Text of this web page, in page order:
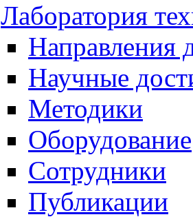
Лаборатория
Направления
Научные
Методики
Оборудование
Сотрудники
Публикации